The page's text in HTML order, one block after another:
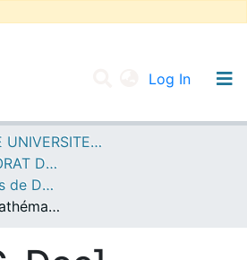
Log In
SIDI BEL ABBES
--> DSPACE UNIVERSITE DJILALLI LIABES DE SIDI BEL ABBES
A--> VICE-RECTORAT DE LA POST-GRADUATION
1- [ VRPG] Thèses de Doctorat
- [ VRPG-Doc] Mathématiques --- رياضيات